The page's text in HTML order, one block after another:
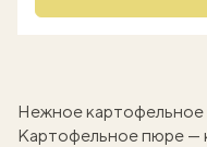
Нежное
Картофельное пюре —